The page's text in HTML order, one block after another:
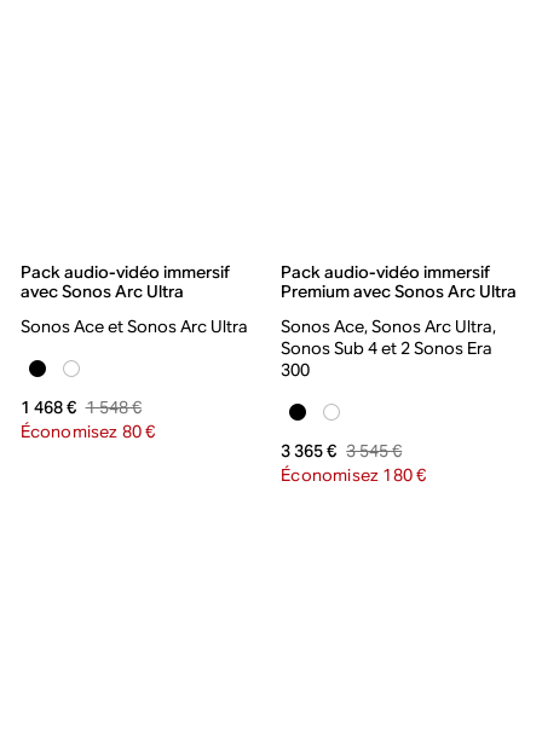
Pack audio-vidéo immersif
avec Sonos Arc Ultra
Sonos Ace et Sonos Arc Ultra
1 468 € 1 548 €
Économisez 80 €
Pack audio-vidéo immersif
Premium avec Sonos Arc Ultra
Sonos Ace, Sonos Arc Ultra,
Sonos Sub 4 et 2 Sonos Era
300
3 365 € 3 545 €
Économisez 180 €